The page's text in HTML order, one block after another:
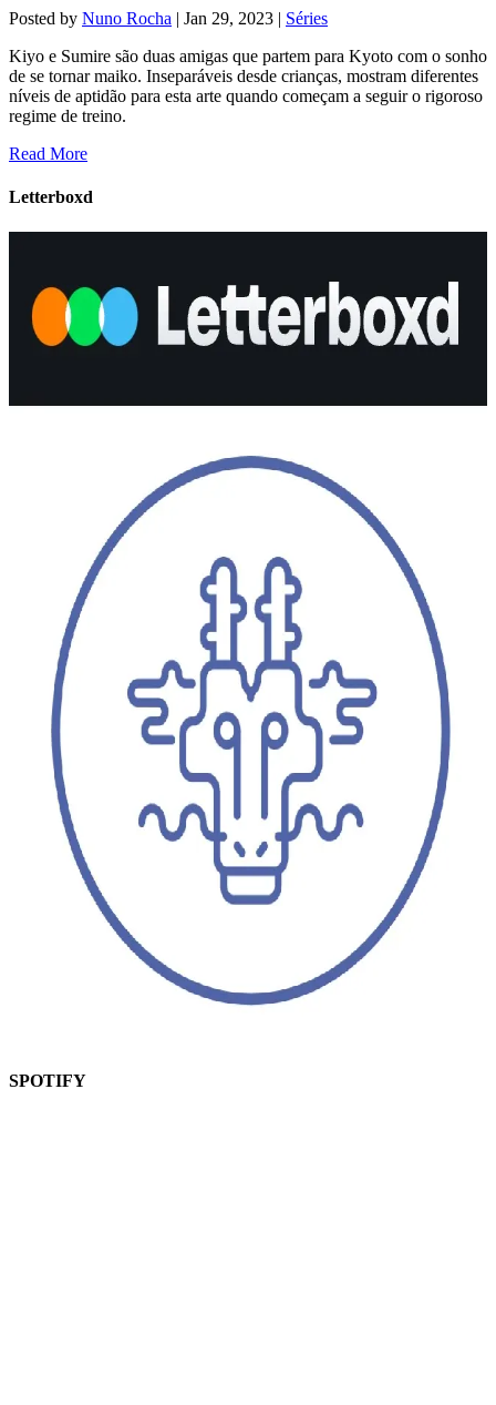
Posted by Nuno Rocha | Jan 29, 2023 | Séries
Kiyo e Sumire são duas amigas que partem para Kyoto com o sonho
de se tornar maiko. Inseparáveis desde crianças, mostram diferentes
níveis de aptidão para esta arte quando começam a seguir o rigoroso
regime de treino.
Read More
Letterboxd
SPOTIFY